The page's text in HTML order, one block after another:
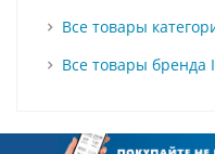
Все товары
Все товары бренда